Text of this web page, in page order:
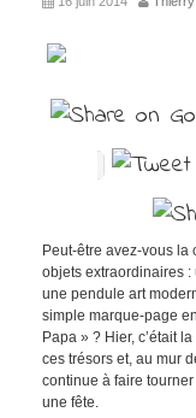
Peut-être avez-vous la
objets extraordinaires :
une pendule art
simple marque-page
Papa » ? Hier, c’était
ces trésors et, au mur
continue à faire
une fête.